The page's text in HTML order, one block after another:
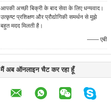
आपकी अच्छी बिक्री के बाद सेवा के लिए धन्यवाद।
उत्कृष्ट प्रशिक्षण और प्रौद्योगिकी समर्थन से मुझे
बहुत मदद मिलती है।
—— एबी
मैं अब ऑनलाइन चैट कर रहा हूँ